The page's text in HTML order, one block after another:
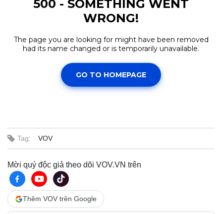
Kinh tế
Bất động sản
Khởi nghiệp
Thị trường
Giá vàng
Tag: VOV
Mời quý độc giả theo dõi VOV.VN trên
Thêm VOV trên Google